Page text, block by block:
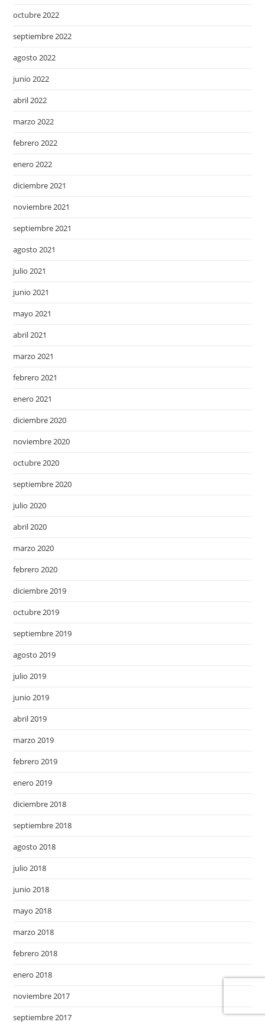
octubre 2022
septiembre 2022
agosto 2022
junio 2022
abril 2022
marzo 2022
febrero 2022
enero 2022
diciembre 2021
noviembre 2021
septiembre 2021
agosto 2021
julio 2021
junio 2021
mayo 2021
abril 2021
marzo 2021
febrero 2021
enero 2021
diciembre 2020
noviembre 2020
octubre 2020
septiembre 2020
julio 2020
abril 2020
marzo 2020
febrero 2020
diciembre 2019
octubre 2019
septiembre 2019
agosto 2019
julio 2019
junio 2019
abril 2019
marzo 2019
febrero 2019
enero 2019
diciembre 2018
septiembre 2018
agosto 2018
julio 2018
junio 2018
mayo 2018
marzo 2018
febrero 2018
enero 2018
noviembre 2017
septiembre 2017